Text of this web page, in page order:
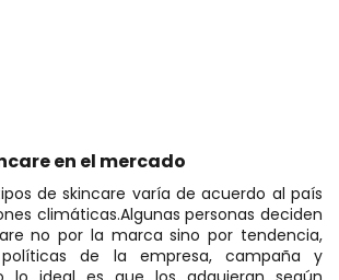
en el mercado
de skincare varía de acuerdo al país
climáticas.Algunas personas deciden
no por la marca sino por tendencia,
políticas de la empresa, campaña y